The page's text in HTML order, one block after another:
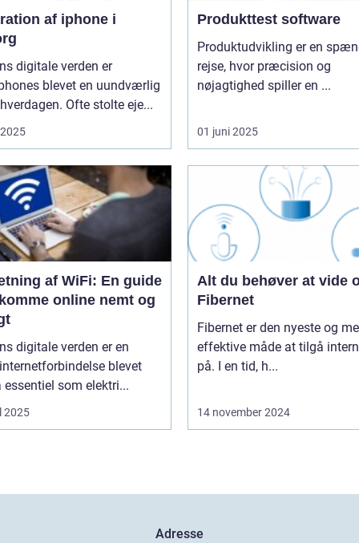
af iphone i
digitale verden er
blevet en uundværlig
Ofte stolte eje...
Produkttest software
Produktudvikling er en
rejse, hvor præcision og
nøjagtighed spiller en ...
01 juni 2025
af WiFi: En guide
online nemt og
digitale verden er en
blevet
essentiel som elektri...
2025
Alt du behøver at vide
Fibernet
Fibernet er den nyeste og
effektive måde at tilgå
på. I en tid, h...
14 november 2024
Adresse